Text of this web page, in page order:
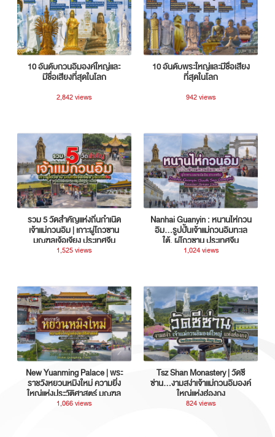
10 อันดับกวนอิมองค์ใหญ่และ
มีชื่อเสียงที่สุดในโลก
2,842 views
10 อันดับพระใหญ่และมีชื่อเสียง
ที่สุดในโลก
942 views
รวม 5 วัดสำคัญแห่งถิ่นกำเนิด
เจ้าแม่กวนอิม | เกาะผู่โถวซาน
มณฑลเจ้อเจียง ประเทศจีน
1,525 views
Nanhai Guanyin : หนานไห่กวน
อิม...รูปปั้นเจ้าแม่กวนอิมทะเล
ใต้, ผู่โถวซาน ประเทศจีน
1,024 views
New Yuanming Palace | พระ
ราชวังหยวนหมิงใหม่ ความยิ่ง
ใหญ่แห่งประวัติศาสตร์ มณฑล
กวางตุ้ง ประเทศจีน
1,066 views
Tsz Shan Monastery | วัดซี
ซ่าน…งามสง่าเจ้าแม่กวนอิมองค์
ใหญ่แห่งฮ่องกง
824 views